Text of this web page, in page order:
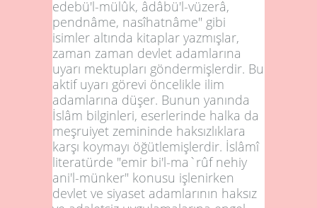
edebü'l-mülûk, âdâbü'l-vüzerâ,
pendnâme, nasîhatnâme" gibi
isimler altında kitaplar yazmışlar,
zaman zaman devlet adamlarına
uyarı mektupları göndermişlerdir. Bu
aktif uyarı görevi öncelikle ilim
adamlarına düşer. Bunun yanında
İslâm bilginleri, eserlerinde halka da
meşruiyet zemininde haksızlıklara
karşı koymayı öğütlemişlerdir. İslâmî
literatürde "emir bi'l-ma`rûf nehiy
ani'l-münker" konusu işlenirken
devlet ve siyaset adamlarının haksız